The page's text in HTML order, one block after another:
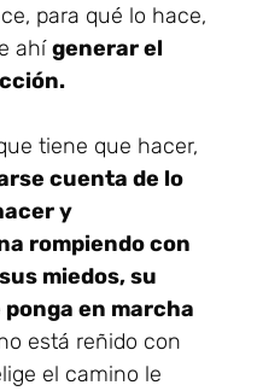
para qué lo hace,
ahígenerar el
tiene que hacer,
cuenta de lo
y
rompiendo con
miedos, su
en marcha
está reñido con
el camino le